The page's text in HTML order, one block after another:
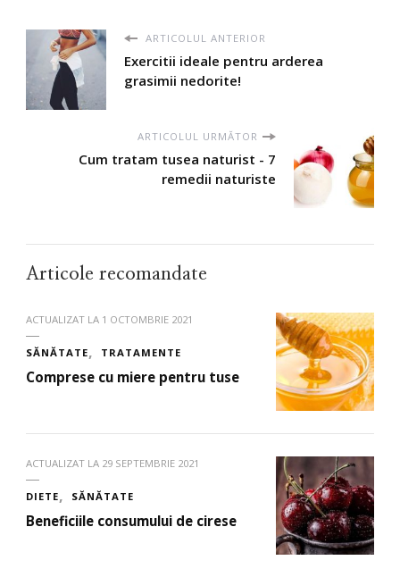
ARTICOLUL ANTERIOR
Exercitii ideale pentru arderea
grasimii nedorite!
ARTICOLUL URMĂTOR
Cum tratam tusea naturist - 7
remedii naturiste
Articole recomandate
ACTUALIZAT LA 1 OCTOMBRIE 2021
SĂNĂTATE TRATAMENTE
Comprese cu miere pentru tuse
ACTUALIZAT LA 29 SEPTEMBRIE 2021
DIETE SĂNĂTATE
Beneficiile consumului de cirese